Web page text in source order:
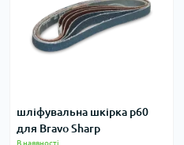
шліфувальна шкірка р60
для Bravo Sharp
В наявності